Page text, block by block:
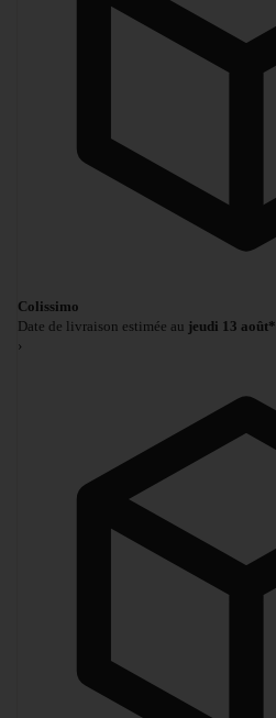
Colissimo
Date de livraison estimée au jeudi 13 août*
›